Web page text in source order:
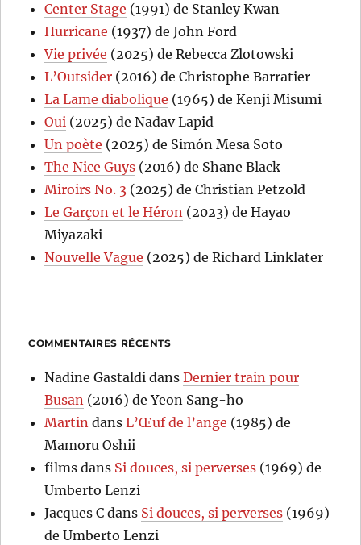
Center Stage (1991) de Stanley Kwan
Hurricane (1937) de John Ford
Vie privée (2025) de Rebecca Zlotowski
L’Outsider (2016) de Christophe Barratier
La Lame diabolique (1965) de Kenji Misumi
Oui (2025) de Nadav Lapid
Un poète (2025) de Simón Mesa Soto
The Nice Guys (2016) de Shane Black
Miroirs No. 3 (2025) de Christian Petzold
Le Garçon et le Héron (2023) de Hayao
Miyazaki
Nouvelle Vague (2025) de Richard Linklater
COMMENTAIRES RÉCENTS
Nadine Gastaldi dansDernier train pour
Busan (2016) de Yeon Sang-ho
Martin dansL’Œuf de l’ange (1985) de
Mamoru Oshii
films dans Si douces, si perverses (1969) de
Umberto Lenzi
Jacques C dans Si douces, si perverses (1969)
de Umberto Lenzi